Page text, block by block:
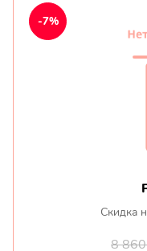
Скидка
8
-7%